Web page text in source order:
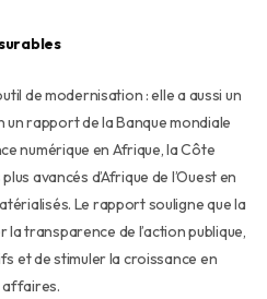
de modernisation : elle a aussi un
rapport de la Banque mondiale
numérique en Afrique, la Côte
avancés d’Afrique de l’Ouest en
Le rapport souligne que la
transparence de l’action publique,
et de stimuler la croissance en
affaires.